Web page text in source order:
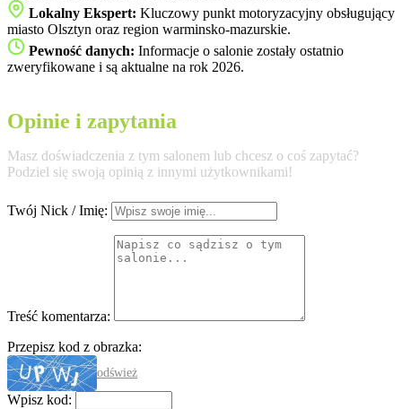
Lokalny Ekspert: Kluczowy punkt motoryzacyjny obsługujący
miasto Olsztyn oraz region warminsko-mazurskie.
Pewność danych: Informacje o salonie zostały ostatnio
zweryfikowane i są aktualne na rok 2026.
Opinie i zapytania
Masz doświadczenia z tym salonem lub chcesz o coś zapytać?
Podziel się swoją opinią z innymi użytkownikami!
Twój Nick / Imię:
Treść komentarza:
Przepisz kod z obrazka:
odśwież
Wpisz kod: